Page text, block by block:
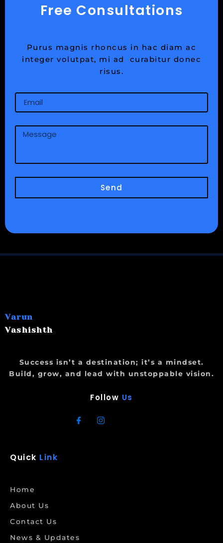
Free Consultations
Purus magnis rhoncus in hac diam ac
integer volutpat, mi ad curabitur donec
risus.
Email
Message
Send
Varun
Vashishth
Success isn’t a destination; it’s a mindset.
Build, grow, and lead with unstoppable vision.
Follow Us
Quick Link
Home
About Us
Contact Us
News & Updates